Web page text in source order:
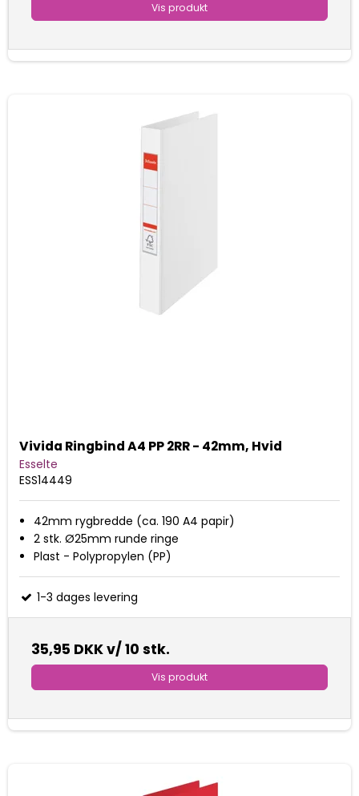
Vis produkt
Vivida Ringbind A4 PP 2RR - 42mm, Hvid
Esselte
ESS14449
42mm rygbredde (ca. 190 A4 papir)
2 stk. Ø25mm runde ringe
Plast - Polypropylen (PP)
1-3 dages levering
35,95 DKKv/ 10 stk.
Vis produkt